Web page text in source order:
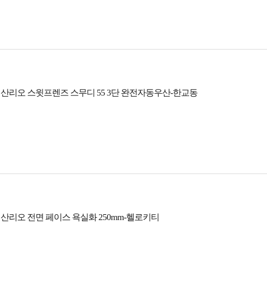
산리오 스윗프렌즈 스무디 55 3단 완전자동우산-한교동
산리오 전면 페이스 욕실화 250mm-헬로키티